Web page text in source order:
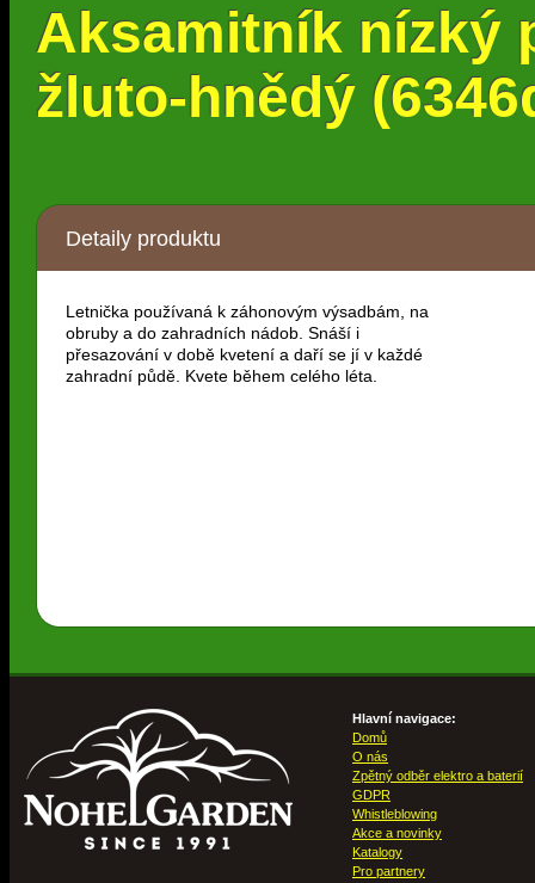
Aksamitník nízký
žluto-hnědý
Detaily produktu
Letnička používaná k záhonovým výsadbám, na
obruby a do zahradních nádob. Snáší i
přesazování v době kvetení a daří se jí v každé
zahradní půdě. Kvete během celého léta.
Hlavní navigace:
Domů
O nás
Zpětný odběr elektro a baterií
GDPR
Whistleblowing
Akce a novinky
Katalogy
Pro partnery